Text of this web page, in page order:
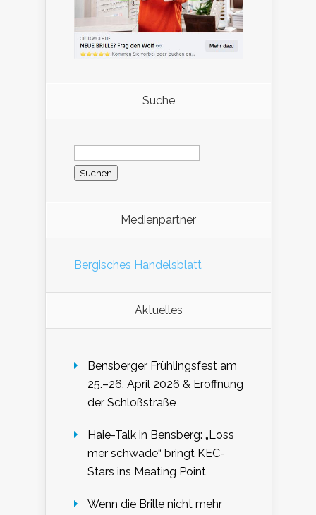
Suche
Suchen
Medienpartner
Bergisches Handelsblatt
Aktuelles
Bensberger Frühlingsfest am
25.–26. April 2026 & Eröffnung
der Schloßstraße
Haie-Talk in Bensberg: „Loss
mer schwade“ bringt KEC-
Stars ins Meating Point
Wenn die Brille nicht mehr